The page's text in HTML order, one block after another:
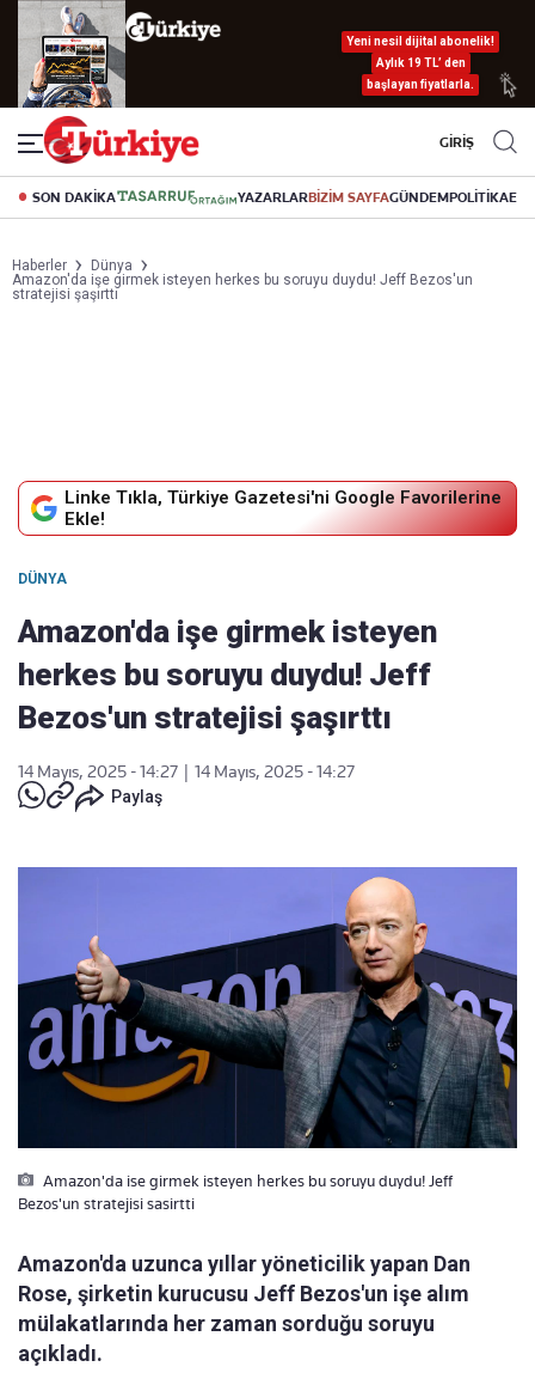
Yeni nesil dijital abonelik!
Aylık 19 TL’ den
başlayan fiyatlarla.
GİRİŞ
SON DAKİKA YAZARLARBİZİM SAYFAGÜNDEMPOLİTİKA
Haberler
Dünya
Amazon'da işe girmek isteyen herkes bu soruyu duydu! Jeff Bezos'un
stratejisi şaşırttı
Linke Tıkla, Türkiye Gazetesi'ni Google Favorilerine
Ekle!
DÜNYA
Amazon'da işe girmek isteyen
herkes bu soruyu duydu! Jeff
Bezos'un stratejisi şaşırttı
14 Mayıs, 2025 - 14:27
14 Mayıs, 2025 - 14:27
Paylaş
Amazon'da ise girmek isteyen herkes bu soruyu duydu! Jeff
Bezos'un stratejisi sasirtti
Amazon'da uzunca yıllar yöneticilik yapan Dan
Rose, şirketin kurucusu Jeff Bezos'un işe alım
mülakatlarında her zaman sorduğu soruyu
açıkladı.